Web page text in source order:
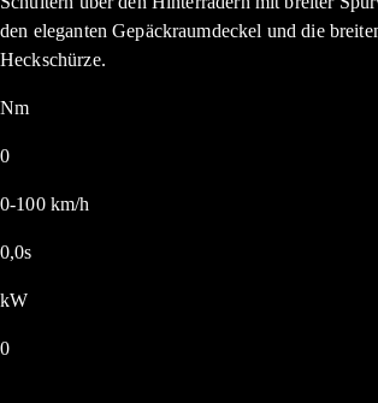
den eleganten Gepäckraumdeckel und die
Heckschürze.
Nm
0
0-100 km/h
0,0s
kW
0